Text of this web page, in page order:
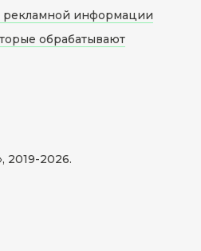
2019-2026.
рекламной информации
обрабатывают